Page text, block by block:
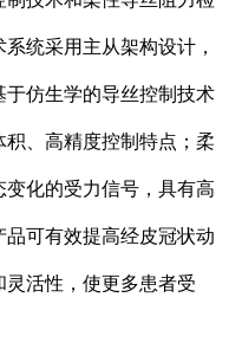
统采用主从架构设计，
仿生学的导丝控制技术
、高精度控制特点；柔
化的受力信号，具有高
可有效提高经皮冠状动
活性，使更多患者受